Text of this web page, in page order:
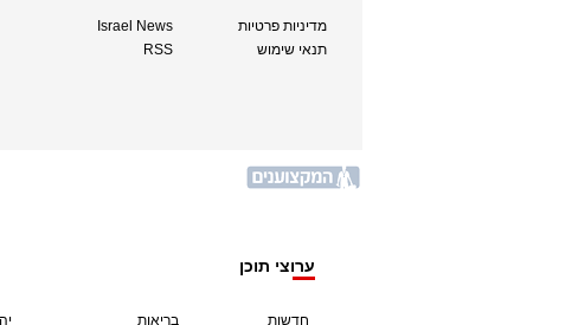
מדיניות פרטיות
תנאי שימוש
Israel News
RSS
ערוצי תוכן
חדשות בריאות